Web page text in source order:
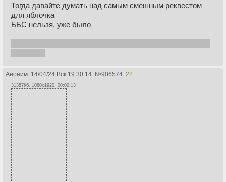
Тогда давайте думать над самым смешным реквестом
для яблочка
ББС нельзя, уже было
Аноним 14/04/24 Вск 19:30:14 №906574 22
31387Кб, 1080x1920, 00:00:13